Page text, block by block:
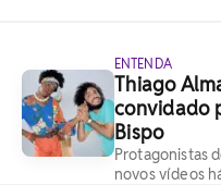
ENTENDA
Thiago
convidado
Bispo
Protagonistas
novos vídeos